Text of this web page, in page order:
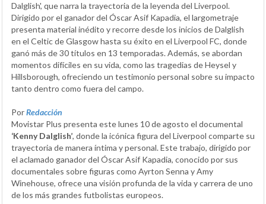
Dalglish', que narra la trayectoria de la leyenda del Liverpool.
Dirigido por el ganador del Óscar Asif Kapadia, el largometraje
presenta material inédito y recorre desde los inicios de Dalglish
en el Celtic de Glasgow hasta su éxito en el Liverpool FC, donde
ganó más de 30 títulos en 13 temporadas. Además, se abordan
momentos difíciles en su vida, como las tragedias de Heysel y
Hillsborough, ofreciendo un testimonio personal sobre su impacto
tanto dentro como fuera del campo.
PorRedacción
Movistar Plus presenta este lunes 10 de agosto el documental
‘Kenny Dalglish’, donde la icónica figura del Liverpool comparte su
trayectoria de manera íntima y personal. Este trabajo, dirigido por
el aclamado ganador del Óscar Asif Kapadia, conocido por sus
documentales sobre figuras como Ayrton Senna y Amy
Winehouse, ofrece una visión profunda de la vida y carrera de uno
de los más grandes futbolistas europeos.